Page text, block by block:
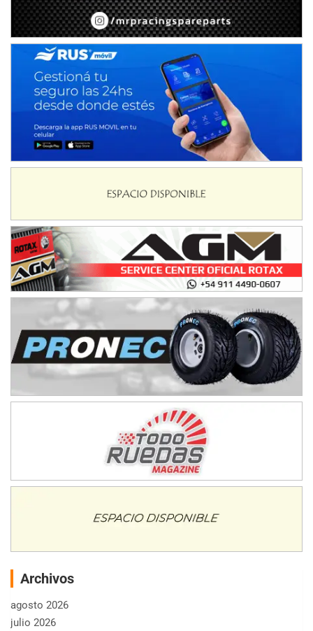
Archivos
agosto 2026
julio 2026